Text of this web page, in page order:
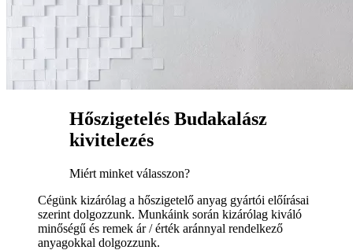
Hőszigetelés Budakalász
kivitelezés
Miért minket válasszon?
Cégünk kizárólag a hőszigetelő anyag gyártói előírásai
szerint dolgozzunk. Munkáink során kizárólag kiváló
minőségű és remek ár / érték aránnyal rendelkező
anyagokkal dolgozzunk.